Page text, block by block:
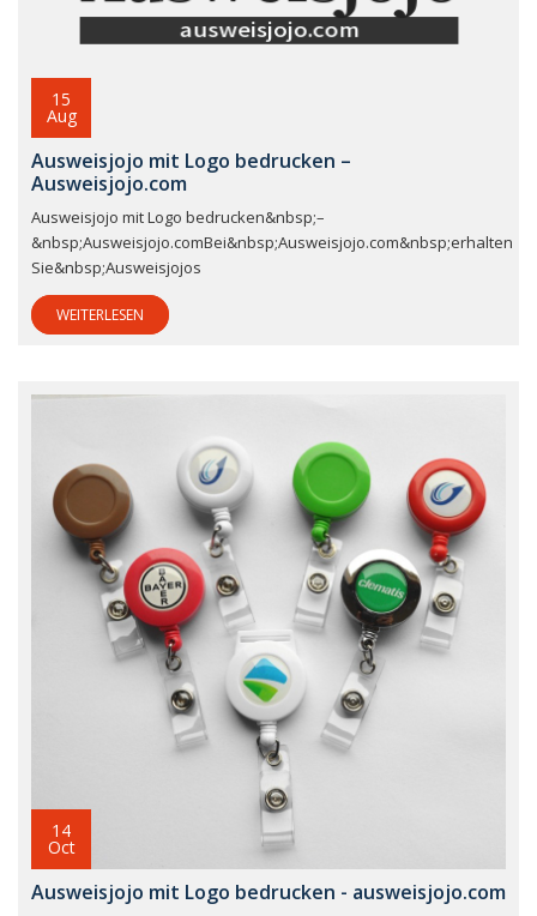
15
Aug
Ausweisjojo mit Logo bedrucken –
Ausweisjojo.com
Ausweisjojo mit Logo bedrucken&nbsp;–
&nbsp;Ausweisjojo.comBei&nbsp;Ausweisjojo.com&nbsp;erhalten
Sie&nbsp;Ausweisjojos
WEITERLESEN
14
Oct
Ausweisjojo mit Logo bedrucken - ausweisjojo.com